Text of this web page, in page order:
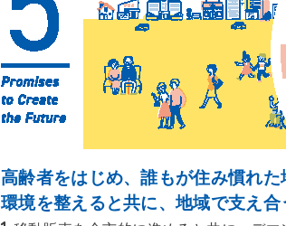
高齢者をはじめ、誰もが住み慣れ
環境を整えると共に、地域で支え合